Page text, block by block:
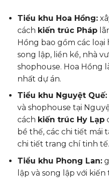
Tiểu khu Hoa Hồng:
cách kiến trúc Pháp
Hồng bao gồm các
song lập, liền kề, nhà
shophouse. Hoa Hồng
nhất dự án.
Tiểu khu Nguyệt Quế:
và shophouse tại
cách kiến trúc Hy Lạp
bề thế, các chi tiết mái
chi tiết trang chí tinh tế.
Tiểu khu Phong Lan:
lập và song lập với